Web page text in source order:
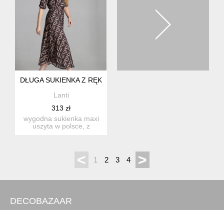
DŁUGA SUKIENKA Z RĘKAWEM 3/4 I TROCZKIEM - SUK205
Lanti
313 zł
wygodna sukienka maxi
uszyta w polsce, z
< 1 2 3 4 >
DECOBAZAAR